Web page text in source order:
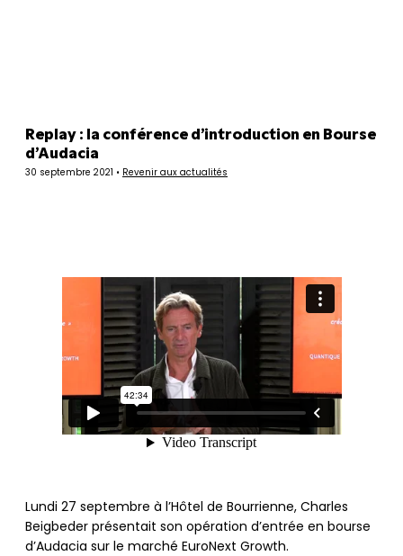
Replay : la conférence d’introduction en Bourse
d’Audacia
30 septembre 2021 • Revenir aux actualités
Lundi 27 septembre à l’Hôtel de Bourrienne, Charles
Beigbeder présentait son opération d’entrée en bourse
d’Audacia sur le marché EuroNext Growth.